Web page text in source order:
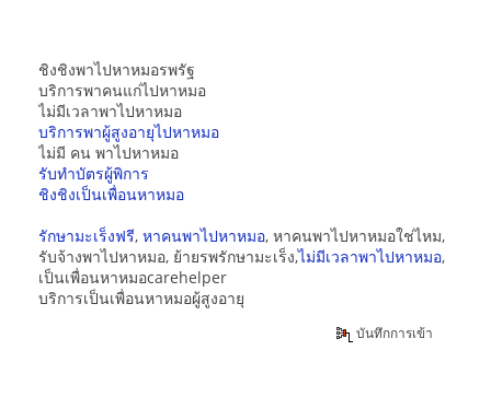
ชิงชิงพาไปหาหมอรพรัฐ
บริการพาคนแก่ไปหาหมอ
ไม่มีเวลาพาไปหาหมอ
บริการพาผู้สูงอายุไปหาหมอ
ไม่มี คน พาไปหาหมอ
รับทำบัตรผู้พิการ
ชิงชิงเป็นเพื่อนหาหมอ
รักษามะเร็งฟรี, หาคนพาไปหาหมอ, หาคนพาไปหาหมอใช่ไหม,
รับจ้างพาไปหาหมอ, ย้ายรพรักษามะเร็ง,ไม่มีเวลาพาไปหาหมอ,
เป็นเพื่อนหาหมอcarehelper
บริการเป็นเพื่อนหาหมอผู้สูงอายุ
บันทึกการเข้า